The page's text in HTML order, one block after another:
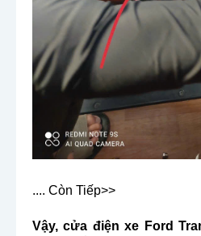
.... Còn Tiếp>>
Vậy, cửa điện xe Ford